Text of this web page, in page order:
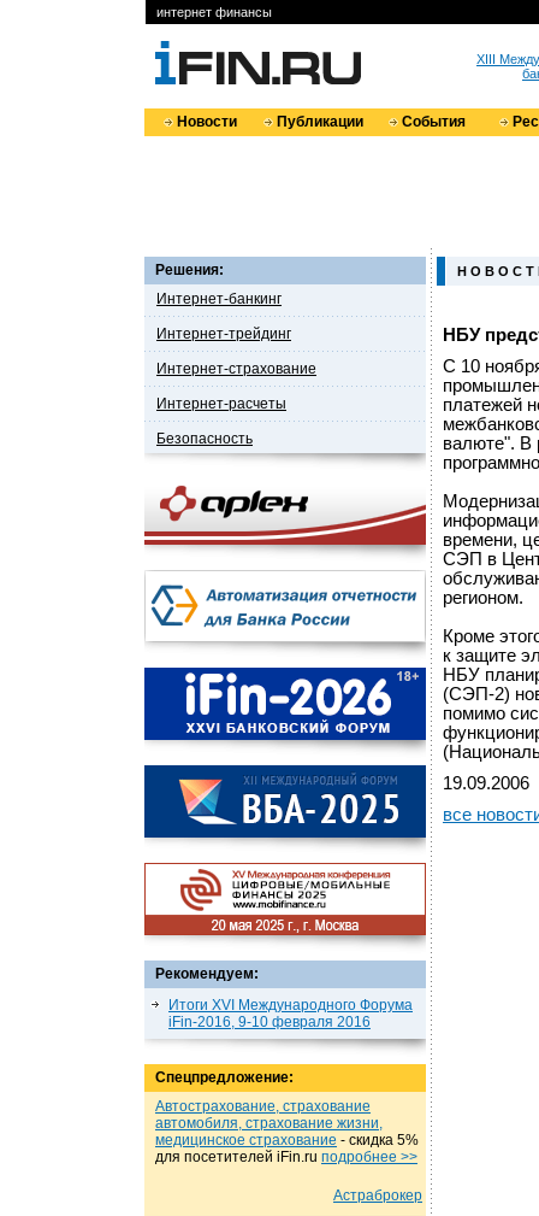
интернет финансы
XIII
Новости Публикации События
Решения:
Интернет-банкинг
Интернет-трейдинг
Интернет-страхование
Интернет-расчеты
Безопасность
Рекомендуем:
Итоги XVI Международного Форума
iFin-2016, 9-10 февраля 2016
Спецпредложение:
Автострахование, страхование
автомобиля, страхование жизни,
медицинское страхование - cкидка 5%
для посетителей iFin.ru подробнеe >>
Астраброкер
Н О В О С Т
НБУ
С 10
платежей
валюте". В
времени,
СЭП в
регионом.
Кроме
к защите
НБУ
(СЭП-2)
помимо
19.09.2006
все